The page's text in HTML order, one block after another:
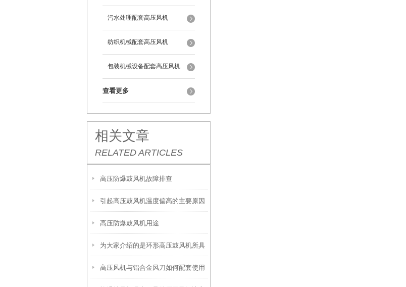
污水处理配套高压风机
纺织机械配套高压风机
包装机械设备配套高压风机
查看更多
相关文章
RELATED ARTICLES
高压防爆鼓风机故障排查
引起高压鼓风机温度偏高的主要原因
高压防爆鼓风机用途
为大家介绍的是环形高压鼓风机所具
备的特点
高压风机与铝合金风刀如何配套使用